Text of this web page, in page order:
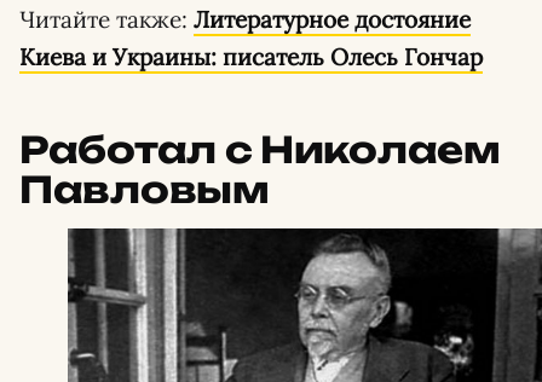
Читайте также: Литературное достояние
Киева и Украины: писатель Олесь Гончар
Работал с Николаем
Павловым